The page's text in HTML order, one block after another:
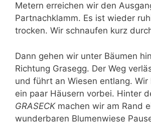
Metern erreichen wir den
Partnachklamm. Es ist wieder
trocken. Wir schnaufen kurz
Dann gehen wir unter Bäumen
Richtung Grasegg. Der Weg
und führt an Wiesen entlang. Wir
ein paar Häusern vorbei. Hinter
GRASECKmachen wir am Rand
wunderbaren Blumenwiese